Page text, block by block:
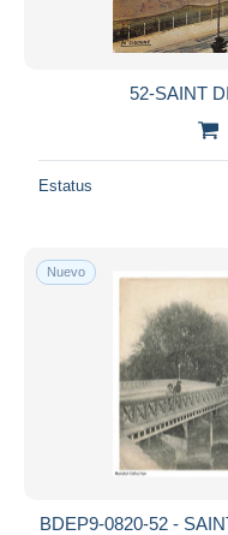
52-SAINT
Estatus
Nuevo
BDEP9-0820-52 -